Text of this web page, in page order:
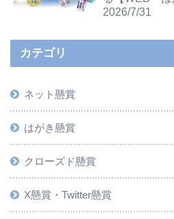
2026/7/31
カテゴリ
ネット懸賞
はがき懸賞
クローズド懸賞
X懸賞・Twitter懸賞